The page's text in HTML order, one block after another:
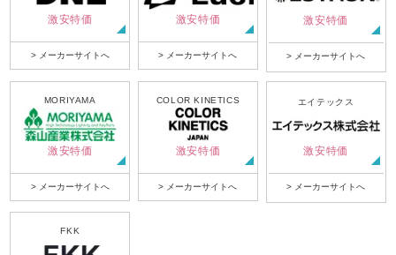
激安特価
> メーカーサイトへ
激安特価
> メーカーサイトへ
激安特価
> メーカーサイトへ
MORIYAMA
激安特価
> メーカーサイトへ
COLOR KINETICS
激安特価
> メーカーサイトへ
エイテックス
激安特価
> メーカーサイトへ
FKK